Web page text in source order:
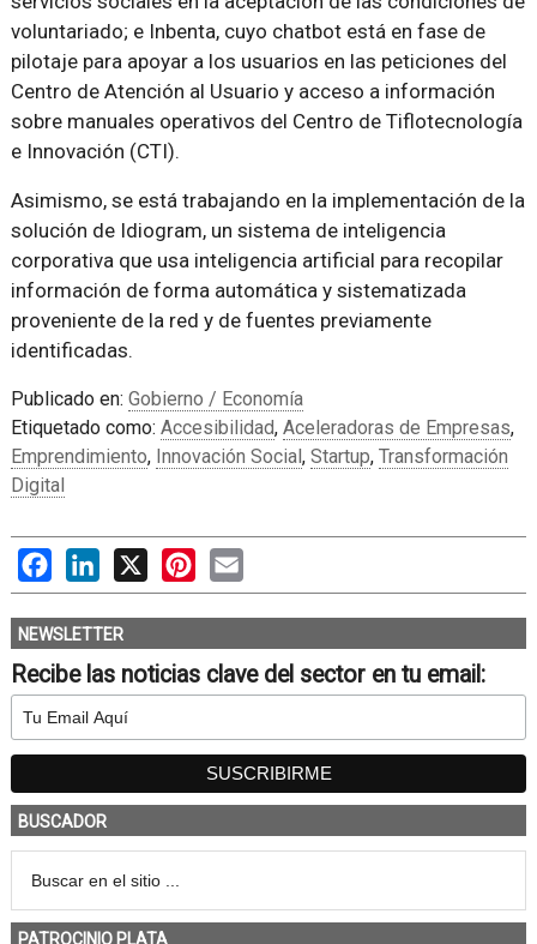
voluntariado; e Inbenta, cuyo chatbot está en fase de
pilotaje para apoyar a los usuarios en las peticiones del
Centro de Atención al Usuario y acceso a información
sobre manuales operativos del Centro de Tiflotecnología
e Innovación (CTI).
Asimismo, se está trabajando en la implementación de la
solución de Idiogram, un sistema de inteligencia
corporativa que usa inteligencia artificial para recopilar
información de forma automática y sistematizada
proveniente de la red y de fuentes previamente
identificadas.
Publicado en: Gobierno / Economía
Etiquetado como: Accesibilidad, Aceleradoras de Empresas,
Emprendimiento, Innovación Social , Startup, Transformación
Digital
FacebookLinkedIn Pinterest
NEWSLETTER
Recibe las noticias clave del sector en tu email:
BUSCADOR
PATROCINIO PLATA